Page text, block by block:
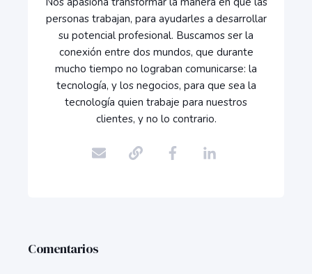
personas trabajan, para ayudarles a desarrollar
su potencial profesional. Buscamos ser la
conexión entre dos mundos, que durante
mucho tiempo no lograban comunicarse: la
tecnología, y los negocios, para que sea la
tecnología quien trabaje para nuestros
clientes, y no lo contrario.
Comentarios